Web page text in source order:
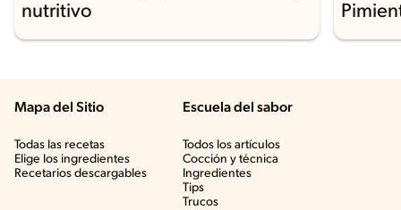
nutritivo
Mapa del Sitio
Todas las recetas
Elige los ingredientes
Recetarios descargables
Escuela del sabor
Todos los artículos
Cocción y técnica
Ingredientes
Tips
Trucos